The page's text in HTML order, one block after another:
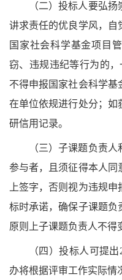
（二）投标人要弘
讲求责任的优良学风，自
国家社会科学基金项目
窃、违规违纪等行为的
不得申报国家社会科学
在单位依规进行处分；如
研信用记录。
（三）子课题负责
参与者，且须征得本人同
上签字，否则视为违规
标时承诺，确保子课题负
原则上子课题负责人不得
（四）投标人可提
办将根据评审工作实际情